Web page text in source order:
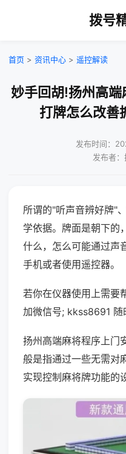
拨号
首页 > 资讯中心 > 遥控解读
妙手回胡!扬州高端
打牌怎么改善
发布时间：
发布者
所谓的"听声音辨好牌"
学依据。牌面是朝下的
什么，怎么可能通过声
手机或者使用遥控器。
若你在仪器使用上需要
加微信号; kkss8691 随
扬州高端麻将程序上门
般是指通过一些无需对
实现控制麻将牌功能的